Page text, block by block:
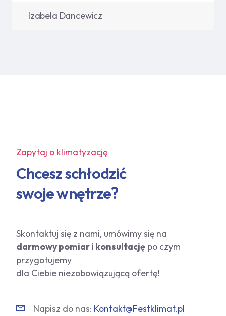
Izabela Dancewicz
Zapytaj o klimatyzację
Chcesz schłodzić
swoje wnętrze?
Skontaktuj się z nami, umówimy się na
darmowy pomiar i konsultację po czym
przygotujemy
dla Ciebie niezobowiązującą ofertę!
Napisz do nas: Kontakt@Festklimat.pl